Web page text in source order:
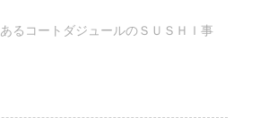
るコートダジュールのＳＵＳＨＩ事